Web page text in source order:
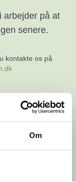
Om
arbejder på at
senere.
kontakte os på